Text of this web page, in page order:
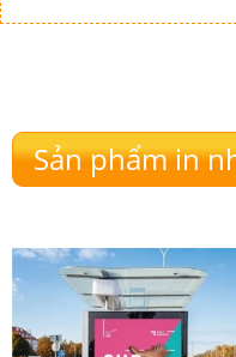
Sản phẩm in